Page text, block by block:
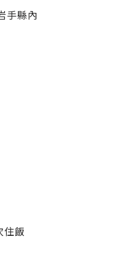
手縣內
飯